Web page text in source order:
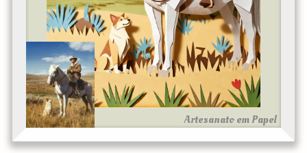
Artesanato em Papel